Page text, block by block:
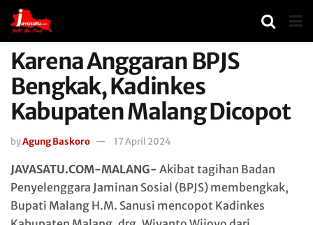
Karena Anggaran BPJS
Bengkak, Kadinkes
Kabupaten Malang Dicopot
byAgung Baskoro 17 April 2024
JAVASATU.COM-MALANG- Akibat tagihan Badan
Penyelenggara Jaminan Sosial (BPJS) membengkak,
Bupati Malang H.M. Sanusi mencopot Kadinkes